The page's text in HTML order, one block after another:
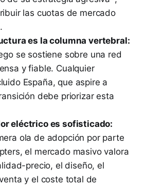
las cuotas de mercado
es la columna vertebral:
se sostiene sobre una red
y fiable. Cualquier
España, que aspire a
debe priorizar esta
eléctrico es sofisticado:
ola de adopción por parte
el mercado masivo valora
precio, el diseño, el
y el coste total de